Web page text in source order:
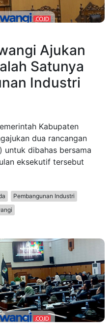
Ajukan
Satunya
Industri
Kabupaten
dua rancangan
untuk dibahas bersama
eksekutif tersebut
Pembangunan Industri